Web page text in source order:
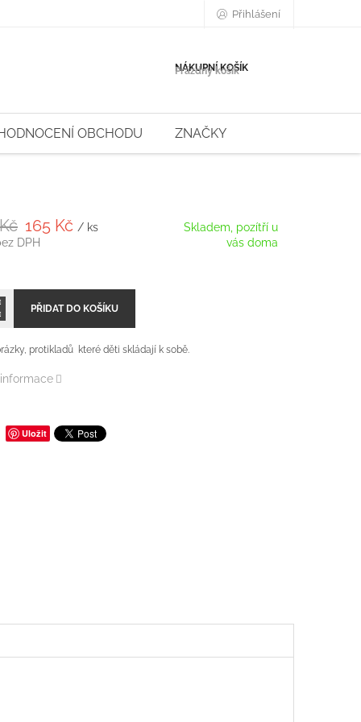
Přihlášení
NÁKUPNÍ KOŠÍK
Prázdný košík
OBCHODU ZNAČKY
165 Kč/ ks
DPH
Skladem, pozítří u
vás doma
PŘIDAT DO KOŠÍKU
protikladů které děti skládají k sobě.
Uložit